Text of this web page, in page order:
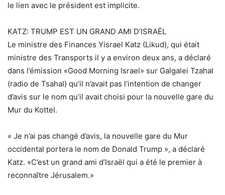
le lien avec le président est implicite.
KATZ: TRUMP EST UN GRAND AMI D’ISRAËL
Le ministre des Finances Yisrael Katz (Likud), qui était
ministre des Transports il y a environ deux ans, a déclaré
dans l’émission «Good Morning Israel» sur Galgalei Tzahal
(radio de Tsahal) qu’il n’avait pas l’intention de changer
d’avis sur le nom qu’il avait choisi pour la nouvelle gare du
Mur du Kottel.
« Je n’ai pas changé d’avis, la nouvelle gare du Mur
occidental portera le nom de Donald Trump », a déclaré
Katz. «C’est un grand ami d’Israël qui a été le premier à
reconnaître Jérusalem.»